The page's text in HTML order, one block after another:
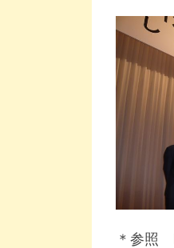
＊参照